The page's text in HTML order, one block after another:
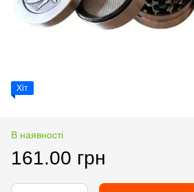
Хіт
В наявності
161.00 грн